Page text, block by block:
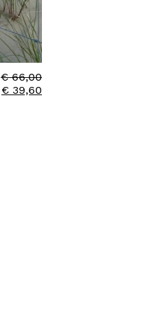
€66,00
€ 39,60